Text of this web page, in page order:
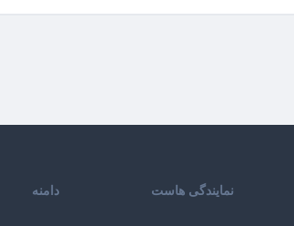
نمایندگی هاست دامنه